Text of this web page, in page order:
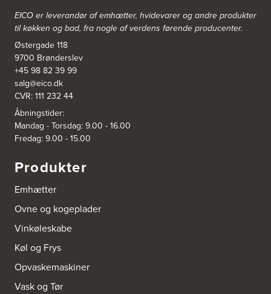
EICO er leverandør af emhætter, hvidevarer ogandre produkter
til køkken og bad, fra nogle af verdens førende producenter.
Østergade 118
9700 Brønderslev
+45 98 82 39 99
salg@eico.dk
CVR: 111 232 44
Åbningstider:
Mandag - Torsdag: 9.00 - 16.00
Fredag: 9.00 - 15.00
Produkter
Emhætter
Ovne og kogeplader
Vinkøleskabe
Køl og Frys
Opvaskemaskiner
Vask og Tør